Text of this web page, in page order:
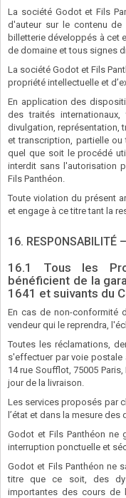
La société Godot et Fils
d'auteur sur le contenu
billetterie développés à cet
de domaine et tous signes
La société Godot et Fils
propriété intellectuelle et
En application des
des traités internationaux,
divulgation, représentation,
et transcription, partielle
quel que soit le procédé
interdit sans l'autorisation
Fils Panthéon.
Toute violation du présent
et engage à ce titre tant la
16. RESPONSABILITÉ
16.1 Tous les
bénéficient de la
1641 et suivants du
En cas de non-conformité
vendeur qui le reprendra,
Toutes les réclamations,
s'effectuer par voie postale
14 rue Soufflot, 75005
jour de la livraison.
Les services proposés par
l’état et dans la mesure des
Godot et Fils Panthéon ne
interruption ponctuelle et
Godot et Fils Panthéon ne
titre que ce soit, des
importantes des cours de